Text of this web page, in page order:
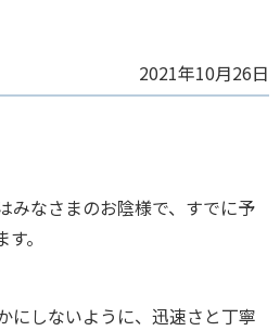
2021年10月26日
みなさまのお陰様で、すでに予
。
にしないように、迅速さと丁寧